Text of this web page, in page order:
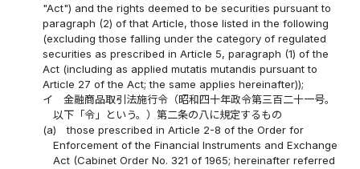
"Act") and the rights deemed to be securities pursuant to
paragraph (2) of that Article, those listed in the following
(excluding those falling under the category of regulated
securities as prescribed in Article 5, paragraph (1) of the
Act (including as applied mutatis mutandis pursuant to
Article 27 of the Act; the same applies hereinafter));
イ
金融商品取引法施行令（昭和四十年政令第三百二十一号。
以下「令」という。）第二条の八に規定するもの
(a)
those prescribed in Article 2-8 of the Order for
Enforcement of the Financial Instruments and Exchange
Act (Cabinet Order No. 321 of 1965; hereinafter referred